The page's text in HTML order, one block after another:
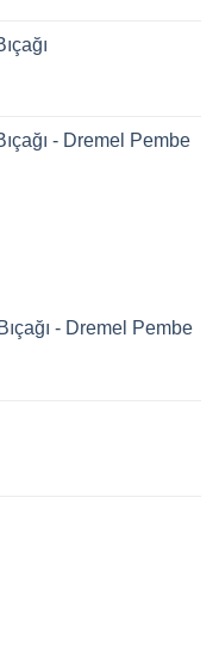
- Dremel Pembe
- Dremel Pembe